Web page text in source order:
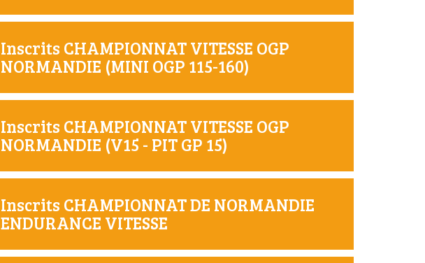
Inscrits CHAMPIONNAT VITESSE OGP
NORMANDIE (MINI OGP 115-160)
Inscrits CHAMPIONNAT VITESSE OGP
NORMANDIE (V15 - PIT GP 15)
Inscrits CHAMPIONNAT DE NORMANDIE
ENDURANCE VITESSE